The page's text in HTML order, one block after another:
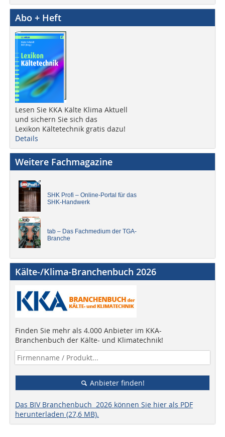
Abo + Heft
Lesen Sie KKA Kälte Klima Aktuell
und sichern Sie sich das
Lexikon Kältetechnik gratis dazu!
Details
Weitere Fachmagazine
SHK Profi – Online-Portal für das
SHK-Handwerk
tab – Das Fachmedium der TGA-
Branche
Kälte-/Klima-Branchenbuch 2026
Finden Sie mehr als 4.000 Anbieter im KKA-
Branchenbuch der Kälte- und Klimatechnik!
Anbieter finden!
Das BIV Branchenbuch 2026 können Sie hier als PDF
herunterladen (27,6 MB).